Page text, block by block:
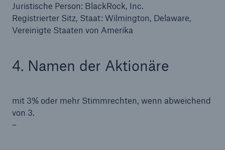
Juristische Person: BlackRock, Inc.
Registrierter Sitz, Staat: Wilmington, Delaware,
Vereinigte Staaten von Amerika
4. Namen der Aktionäre
mit 3% oder mehr Stimmrechten, wenn abweichend
von 3.
–
71.8%